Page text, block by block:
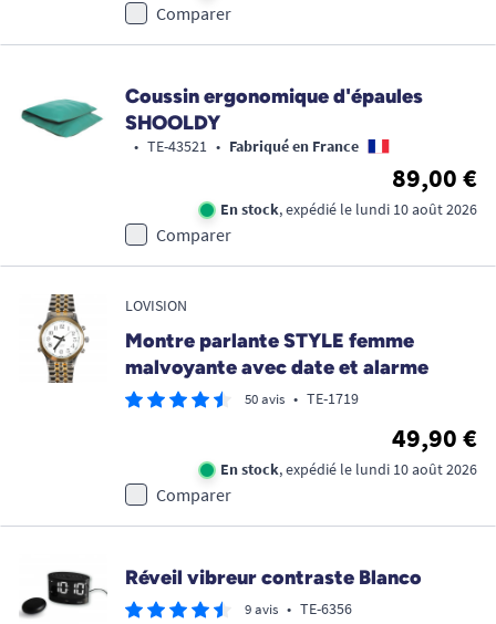
Comparer
Coussin ergonomique d'épaules
SHOOLDY
• TE-43521 • Fabriqué en France
89,00 €
En stock, expédié le lundi 10 août 2026
Comparer
LOVISION
Montre parlante STYLE femme
malvoyante avec date et alarme
50 avis • TE-1719
49,90 €
En stock, expédié le lundi 10 août 2026
Comparer
Réveil vibreur contraste Blanco
9 avis • TE-6356